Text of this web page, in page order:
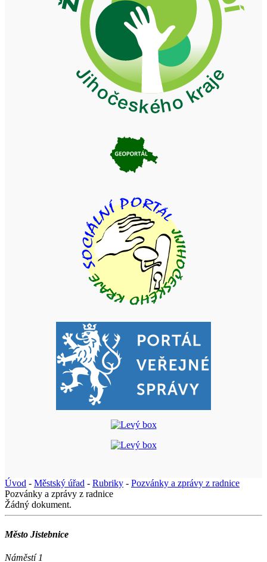
Úvod - Městský úřad - Rubriky - Pozvánky a zprávy z radnice
Pozvánky a zprávy z radnice
Žádný dokument.
Město Jistebnice
Náměstí 1